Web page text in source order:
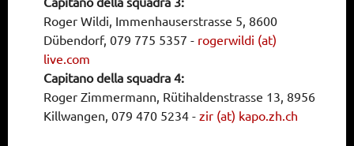
Roger Wildi, Immenhauserstrasse 5, 8600
Dübendorf, 079 775 5357 - rogerwildi (at)
live.com
Capitano della squadra 4:
Roger Zimmermann, Rütihaldenstrasse 13, 8956
Killwangen, 079 470 5234 - zir (at) kapo.zh.ch